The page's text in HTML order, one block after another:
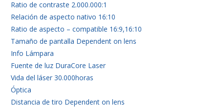
Ratio de contraste 2.000.000:1
Relación de aspecto nativo 16:10
Ratio de aspecto – compatible 16:9,16:10
Tamaño de pantalla Dependent on lens
Info Lámpara
Fuente de luz DuraCore Laser
Vida del láser 30.000horas
Óptica
Distancia de tiro Dependent on lens